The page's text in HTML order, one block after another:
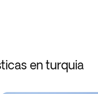
en turquia